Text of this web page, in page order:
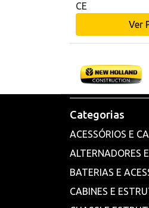
CE
Ver
Categorias
ACESSÓRIOS E
ALTERNADORES
BATERIAS E
CABINES E